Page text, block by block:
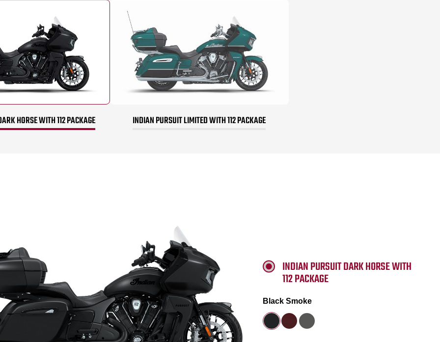
HORSE WITH 112 PACKAGE INDIAN PURSUIT LIMITED WITH 112 PACKAGE
INDIAN PURSUIT DARK HORSE WITH
112 PACKAGE
Black Smoke